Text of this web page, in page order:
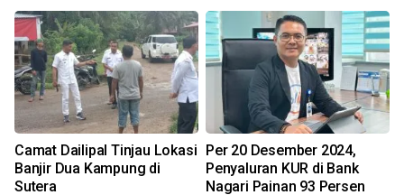
Camat Dailipal Tinjau Lokasi
Banjir Dua Kampung di
Sutera
Per 20 Desember 2024,
Penyaluran KUR di Bank
Nagari Painan 93 Persen